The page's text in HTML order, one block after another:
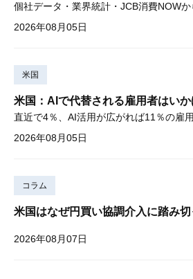
2026年08月05日
米国
米国：AIで代替される雇用者はい
2026年08月05日
コラム
米国はなぜ円買い協調介入に踏み
2026年08月07日